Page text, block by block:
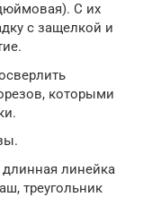
С их
с защелкой и
которыми
линейка
треугольник